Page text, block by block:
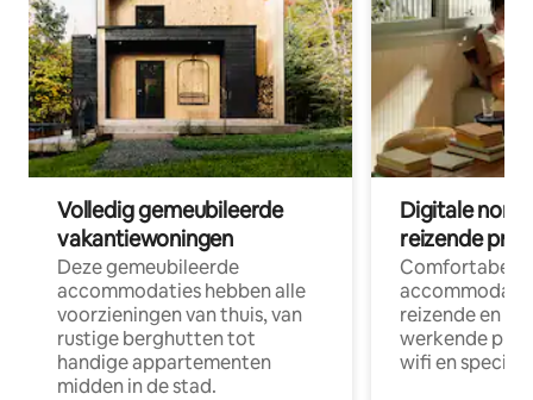
Volledig gemeubileerde
vakantiewoningen
Deze gemeubileerde
accommodaties hebben alle
voorzieningen van thuis, van
rustige berghutten tot
handige appartementen
midden in de stad.
Digitale
reizende
Comfortabele
reizende en
werkende
wifi en